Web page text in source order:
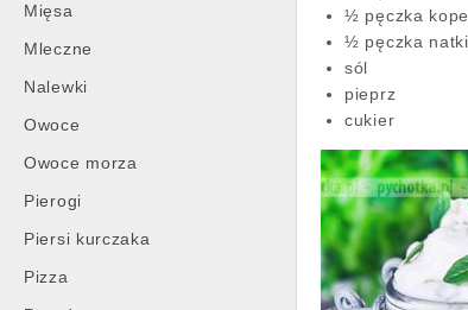
Mięsa
Mleczne
Nalewki
Owoce
Owoce morza
Pierogi
Piersi kurczaka
Pizza
½ pęczka
½ pęczka
sól
pieprz
cukier